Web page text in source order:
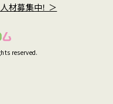
材募集中！ ＞
reserved.